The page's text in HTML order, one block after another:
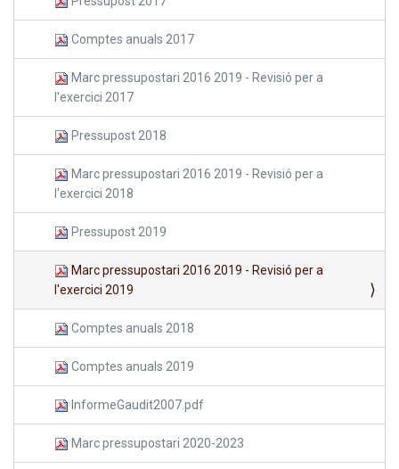
Comptes anuals 2017
Marc pressupostari 2016 2019 - Revisió per a
l'exercici 2017
Pressupost 2018
Marc pressupostari 2016 2019 - Revisió per a
l'exercici 2018
Pressupost 2019
Marc pressupostari 2016 2019 - Revisió per a
l'exercici 2019
Comptes anuals 2018
Comptes anuals 2019
InformeGaudit2007.pdf
Marc pressupostari 2020-2023